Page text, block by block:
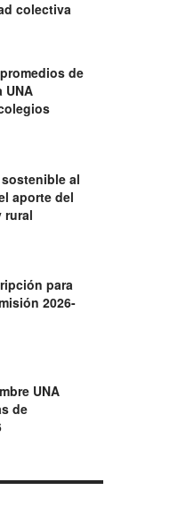
colectiva
de
UNA
al
aporte del
rural
para
2026-
UNA
de